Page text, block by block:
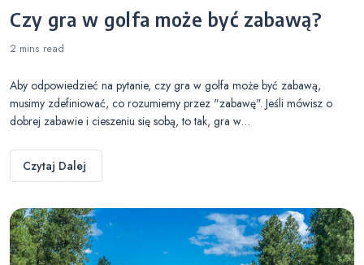
Czy gra w golfa może być zabawą?
2 mins read
Aby odpowiedzieć na pytanie, czy gra w golfa może być zabawą,
musimy zdefiniować, co rozumiemy przez "zabawę". Jeśli mówisz o
dobrej zabawie i cieszeniu się sobą, to tak, gra w…
Czytaj Dalej